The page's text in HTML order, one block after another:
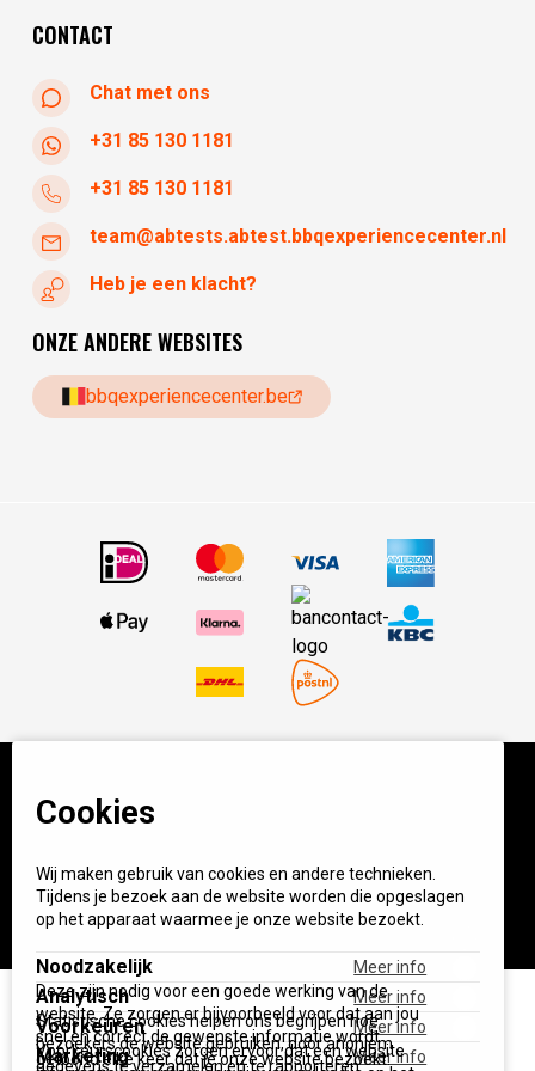
CONTACT
Chat met ons
+31 85 130 1181
+31 85 130 1181
team@abtests.abtest.bbqexperiencecenter.nl
Heb je een klacht?
ONZE ANDERE WEBSITES
bbqexperiencecenter.be
© BBQ Experience Center. Home of BBQ. Alle prijzen incl
Start your own BXC
Cookies
Wij maken gebruik van cookies en andere technieken.
Tijdens je bezoek aan de website worden die opgeslagen
op het apparaat waarmee je onze website bezoekt.
Noodzakelijk
Meer info
Deze zijn nodig voor een goede werking van de
website. Ze zorgen er bijvoorbeeld voor dat aan jou
snel en correct de gewenste informatie wordt
getoond elke keer dat je onze website bezoekt.
Analytisch
Meer info
Statistische cookies helpen ons begrijpen hoe
bezoekers de website gebruiken, door anoniem
gegevens te verzamelen en te rapporteren.
Voorkeuren
Meer info
Voorkeurscookies zorgen ervoor dat een website
Marketing Meer info